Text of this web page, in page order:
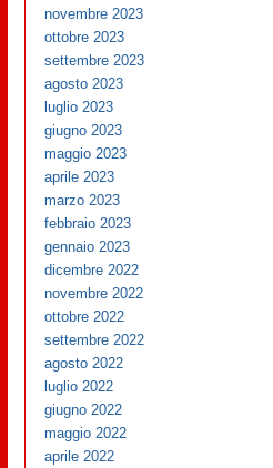
novembre 2023
ottobre 2023
settembre 2023
agosto 2023
luglio 2023
giugno 2023
maggio 2023
aprile 2023
marzo 2023
febbraio 2023
gennaio 2023
dicembre 2022
novembre 2022
ottobre 2022
settembre 2022
agosto 2022
luglio 2022
giugno 2022
maggio 2022
aprile 2022